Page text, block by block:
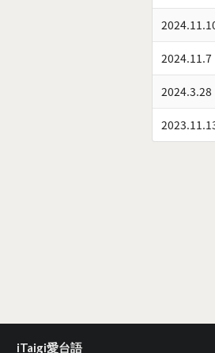
2024.11.7
2024.3.28
iTaigi愛台語